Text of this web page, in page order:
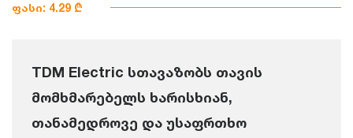
ფასი: 4.29 ₾
TDM Electric სთავაზობს თავის
მომხმარებელს ხარისხიან,
თანამედროვე და უსაფრთხო